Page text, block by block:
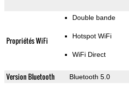
Propriétés WiFi
Double bande
Hotspot WiFi
WiFi Direct
Version Bluetooth Bluetooth 5.0